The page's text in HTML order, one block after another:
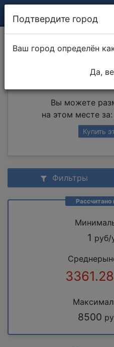
Установка
Вы можете
на этом месте за:
Купить
Фильтры
1 руб/
3361.28
8500
Подтвердите город
Ваш город определён
Да,